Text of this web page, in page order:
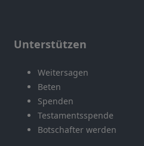
Unterstützen
Weitersagen
Beten
Spenden
Testamentsspende
Botschafter werden